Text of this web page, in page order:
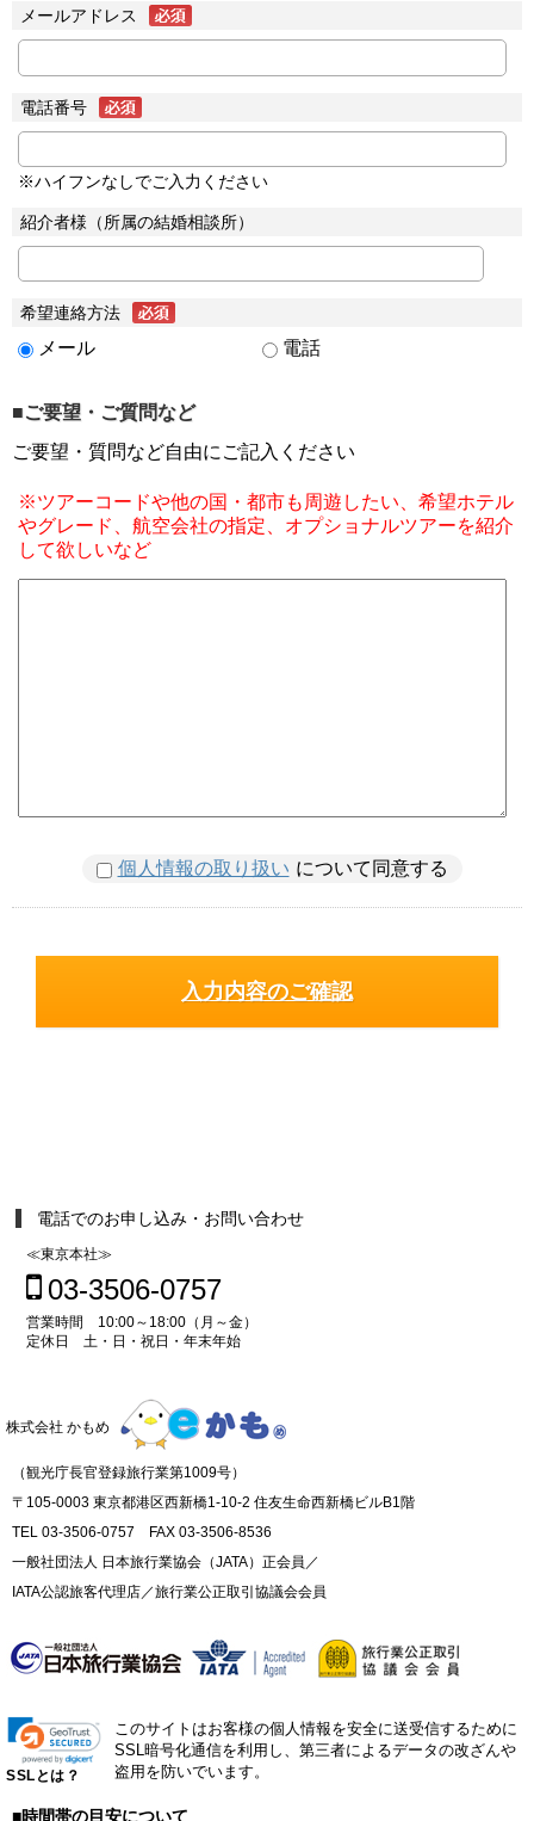
メールアドレス
電話番号
※ハイフンなしでご入力ください
紹介者様（所属の結婚相談所）
希望連絡方法
メール 電話
■ご要望・ご質問など
ご要望・質問など自由にご記入ください
※ツアーコードや他の国・都市も周遊したい、希望ホテル
やグレード、航空会社の指定、オプショナルツアーを紹介
して欲しいなど
個人情報の取り扱い について同意する
電話でのお申し込み・お問い合わせ
≪東京本社≫
03-3506-0757
営業時間 10:00～18:00（月～金）
定休日 土・日・祝日・年末年始
株式会社 かもめ
（観光庁長官登録旅行業第1009号）
〒105-0003 東京都港区西新橋1-10-2 住友生命西新橋ビルB1階
TEL 03-3506-0757 FAX 03-3506-8536
一般社団法人 日本旅行業協会（JATA）正会員／
IATA公認旅客代理店／旅行業公正取引協議会会員
SSLとは？
このサイトはお客様の個人情報を安全に送受信するために
SSL暗号化通信を利用し、第三者によるデータの改ざんや
盗用を防いでいます。
■時間帯の目安について